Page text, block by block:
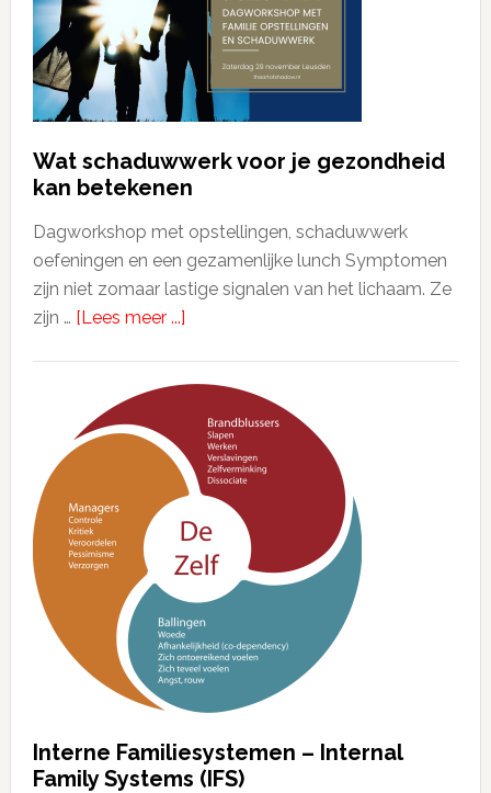
Wat schaduwwerk voor je gezondheid
kan betekenen
Dagworkshop met opstellingen, schaduwwerk
oefeningen en een gezamenlijke lunch Symptomen
zijn niet zomaar lastige signalen van het lichaam. Ze
zijn … [Lees meer ...]
Interne Familiesystemen – Internal
Family Systems (IFS)